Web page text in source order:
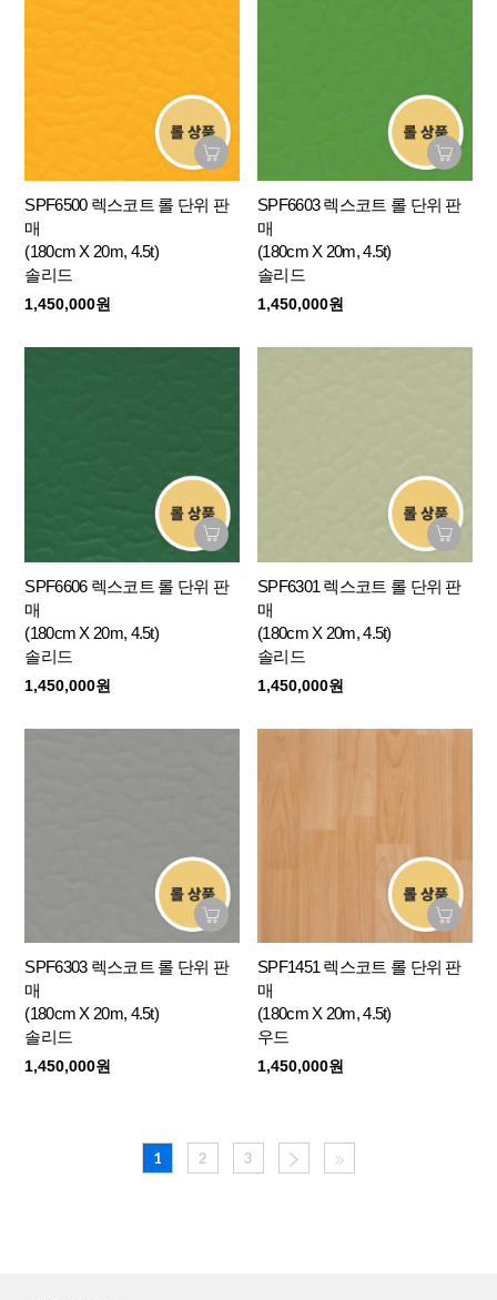
SPF6500 렉스코트 롤 단위 판
매
(180cm X 20m, 4.5t)
솔리드
1,450,000원
SPF6603 렉스코트 롤 단위 판
매
(180cm X 20m, 4.5t)
솔리드
1,450,000원
SPF6606 렉스코트 롤 단위 판
매
(180cm X 20m, 4.5t)
솔리드
1,450,000원
SPF6301 렉스코트 롤 단위 판
매
(180cm X 20m, 4.5t)
솔리드
1,450,000원
SPF6303 렉스코트 롤 단위 판
매
(180cm X 20m, 4.5t)
솔리드
1,450,000원
SPF1451 렉스코트 롤 단위 판
매
(180cm X 20m, 4.5t)
우드
1,450,000원
1 2 3